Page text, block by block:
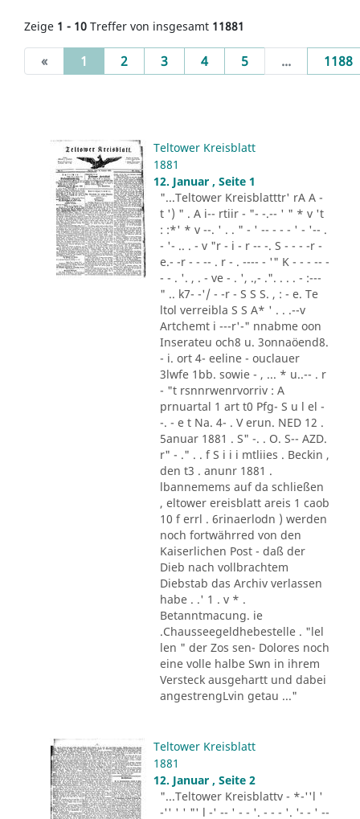
Zeige 1 - 10 Treffer von insgesamt 11881
« 1 (current)
2 3 4 5 ... 1188
Teltower Kreisblatt
1881
12. Januar , Seite 1
"...Teltower Kreisblatttr' rA A -
t ') " . A i-- rtiir - "- -.-- ' " * v 't
: :*' * v --. ' . . " - ' -- - - - ' - '-- .
- '- .. . - v "r - i - r -- -. S - - - -r -
e.- -r - - -- . r - . ---- - '" K - - - -- -
- - . '. , . - ve - . ', .,- .". . . . - :---
" .. k7- -'/ - -r - S S S. , : - e. Te
ltol verreibla S S A* ' . . .--v
Artchemt i ---r'-" nnabme oon
Inserateu och8 u. 3onnaöend8.
- i. ort 4- eeline - ouclauer
3lwfe 1bb. sowie - , ... * u..-- . r
- "t rsnnrwenrvorriv : A
prnuartal 1 art t0 Pfg- S u l el -
-. - e t Na. 4- . V erun. NED 12 .
5anuar 1881 . S" -. . O. S-- AZD.
r" - ." . . f S i i i mtliies . Beckin ,
den t3 . anunr 1881 .
lbannemems auf da schließen
, eltower ereisblatt areis 1 caob
10 f errl . 6rinaerlodn ) werden
noch fortwährred von den
Kaiserlichen Post - daß der
Dieb nach vollbrachtem
Diebstab das Archiv verlassen
habe . .' 1 . v * .
Betanntmacung. ie
.Chausseegeldhebestelle . "lel
len " der Zos sen- Dolores noch
eine volle halbe Swn in ihrem
Versteck ausgehartt und dabei
angestrengLvin getau ..."
Teltower Kreisblatt
1881
12. Januar , Seite 2
"...Teltower Kreisblattv - *-''l '
-'' ' ' "' l -' -- ' - - '. - - - '. '- - ' --